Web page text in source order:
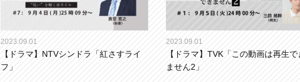
2023.09.01
【ドラマ】NTVシンドラ「紅さすライ
フ」
2023.09.01
【ドラマ】TVK「この動画は再生で
ません2」